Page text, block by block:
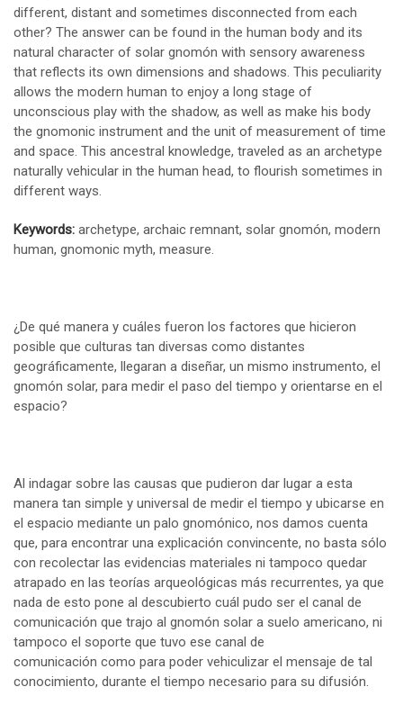
different, distant and sometimes disconnected from each
other? The answer can be found in the human body and its
natural character of solar gnomón with sensory awareness
that reflects its own dimensions and shadows. This peculiarity
allows the modern human to enjoy a long stage of
unconscious play with the shadow, as well as make his body
the gnomonic instrument and the unit of measurement of time
and space. This ancestral knowledge, traveled as an archetype
naturally vehicular in the human head, to flourish sometimes in
different ways.
Keywords: archetype, archaic remnant, solar gnomón, modern
human, gnomonic myth, measure.
¿De qué manera y cuáles fueron los factores que hicieron
posible que culturas tan diversas como distantes
geográficamente, llegaran a diseñar, un mismo instrumento, el
gnomón solar, para medir el paso del tiempo y orientarse en el
espacio?
Al indagar sobre las causas que pudieron dar lugar a esta
manera tan simple y universal de medir el tiempo y ubicarse en
el espacio mediante un palo gnomónico, nos damos cuenta
que, para encontrar una explicación convincente, no basta sólo
con recolectar las evidencias materiales ni tampoco quedar
atrapado en las teorías arqueológicas más recurrentes, ya que
nada de esto pone al descubierto cuál pudo ser el canal de
comunicación que trajo al gnomón solar a suelo americano, ni
tampoco el soporte que tuvo ese canal de
comunicación como para poder vehiculizar el mensaje de tal
conocimiento, durante el tiempo necesario para su difusión.